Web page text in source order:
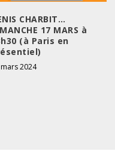
CHARBIT…
17 MARS à
(à Paris en
2024